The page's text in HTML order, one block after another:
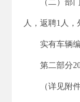
（二）部
人，返聘1人，
实有车辆
第二部分
（详见附件